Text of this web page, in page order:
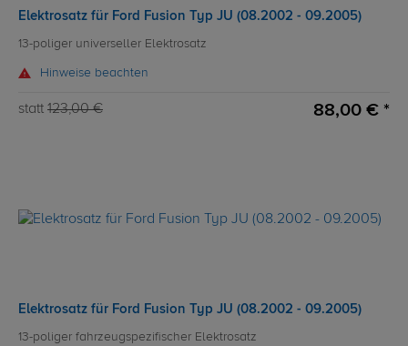
Elektrosatz für Ford Fusion Typ JU (08.2002 - 09.2005)
13-poliger universeller Elektrosatz
Hinweise beachten
statt 123,00 € 88,00 € *
Elektrosatz für Ford Fusion Typ JU (08.2002 - 09.2005)
13-poliger fahrzeugspezifischer Elektrosatz